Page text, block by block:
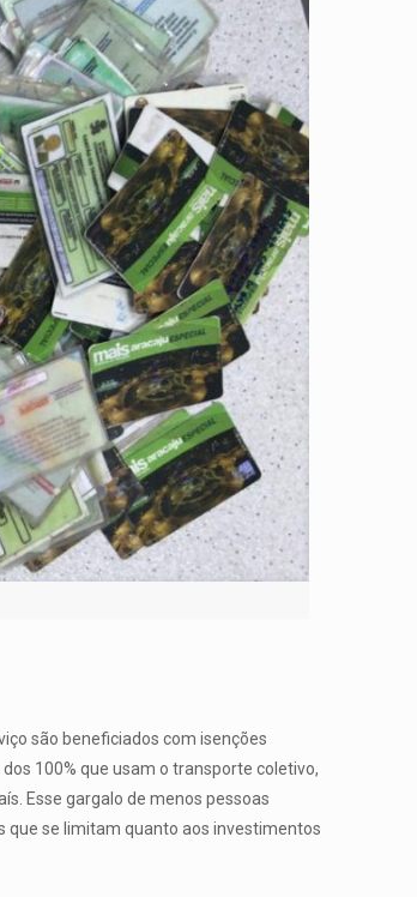
são beneficiados com isenções
100% que usam o transporte coletivo,
Esse gargalo de menos pessoas
que se limitam quanto aos investimentos